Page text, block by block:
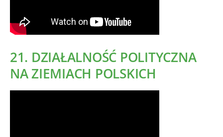
21. DZIAŁALNOŚĆ POLITYCZNA
NA ZIEMIACH POLSKICH